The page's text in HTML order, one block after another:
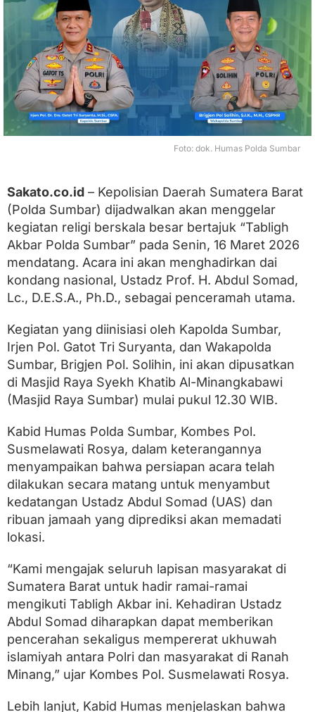
U
s
t
a
d
z
A
b
d
u
m
a
d
A
k
a
n
I
s
i
a
b
l
i
g
h
A
b
r
P
o
d
a
b
a
S
e
n
i
n
M
d
Foto: dok. Humas Polda Sumbar
Sakato.co.id – Kepolisian Daerah Sumatera Barat
(Polda Sumbar) dijadwalkan akan menggelar
kegiatan religi berskala besar bertajuk “Tabligh
Akbar Polda Sumbar” pada Senin, 16 Maret 2026
mendatang. Acara ini akan menghadirkan dai
kondang nasional, Ustadz Prof. H. Abdul Somad,
Lc., D.E.S.A., Ph.D., sebagai penceramah utama.
Kegiatan yang diinisiasi oleh Kapolda Sumbar,
Irjen Pol. Gatot Tri Suryanta, dan Wakapolda
Sumbar, Brigjen Pol. Solihin, ini akan dipusatkan
di Masjid Raya Syekh Khatib Al-Minangkabawi
(Masjid Raya Sumbar) mulai pukul 12.30 WIB.
Kabid Humas Polda Sumbar, Kombes Pol.
Susmelawati Rosya, dalam keterangannya
menyampaikan bahwa persiapan acara telah
dilakukan secara matang untuk menyambut
kedatangan Ustadz Abdul Somad (UAS) dan
ribuan jamaah yang diprediksi akan memadati
lokasi.
“Kami mengajak seluruh lapisan masyarakat di
Sumatera Barat untuk hadir ramai-ramai
mengikuti Tabligh Akbar ini. Kehadiran Ustadz
Abdul Somad diharapkan dapat memberikan
pencerahan sekaligus mempererat ukhuwah
islamiyah antara Polri dan masyarakat di Ranah
Minang,” ujar Kombes Pol. Susmelawati Rosya.
Lebih lanjut, Kabid Humas menjelaskan bahwa